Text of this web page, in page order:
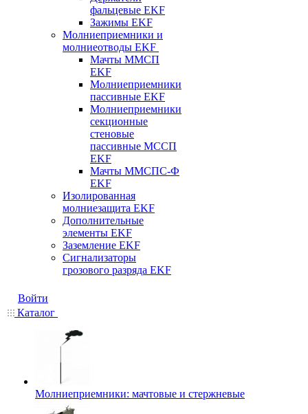
фальцевые EKF
Зажимы EKF
Молниеприемники и
молниеотводы EKF
Мачты ММСП
EKF
Молниеприемники
пассивные EKF
Молниеприемники
секционные
стеновые
пассивные МССП
EKF
Мачты ММСПС-Ф
EKF
Изолированная
молниезащита EKF
Дополнительные
элементы EKF
Заземление EKF
Сигнализаторы
грозового разряда EKF
Войти
Каталог
Молниеприемники: мачтовые и стержневые